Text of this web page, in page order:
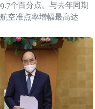
个百分点。与去年同期
空准点率增幅最高达